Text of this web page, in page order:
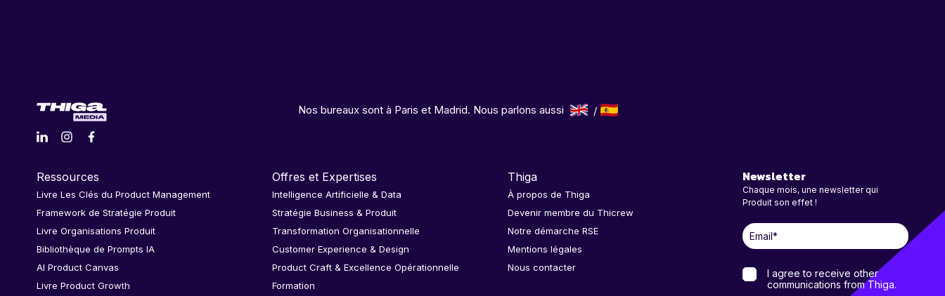
Nos bureaux sont à Paris et Madrid. Nous parlons aussi
Ressources
Livre Les Clés du Product Management
Framework de Stratégie Produit
Livre Organisations Produit
Bibliothèque de Prompts IA
AI Product Canvas
Livre Product Growth
Offres et Expertises
Intelligence Artificielle & Data
Stratégie Business & Produit
Transformation Organisationnelle
Customer Experience & Design
Product Craft & Excellence Opérationnelle
Formation
Thiga
À propos de Thiga
Devenir membre du Thicrew
Notre démarche RSE
Mentions légales
Nous contacter
Newsletter
Chaque mois, une newsletter qui
Produit son effet !
I agree to receive other
communications from Thiga.